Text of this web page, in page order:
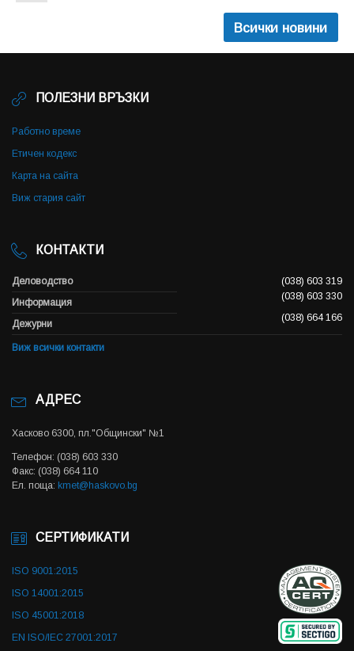
Всички новини
ПОЛЕЗНИ ВРЪЗКИ
Работно време
Етичен кодекс
Карта на сайта
Виж стария сайт
КОНТАКТИ
Деловодство
(038) 603 319
Информация
(038) 603 330
Дежурни
(038) 664 166
Виж всички контакти
АДРЕС
Хасково 6300, пл."Общински" №1
Телефон: (038) 603 330
Факс: (038) 664 110
Ел. поща: kmet@haskovo.bg
СЕРТИФИКАТИ
ISO 9001:2015
ISO 14001:2015
ISO 45001:2018
EN ISO/IEC 27001:2017